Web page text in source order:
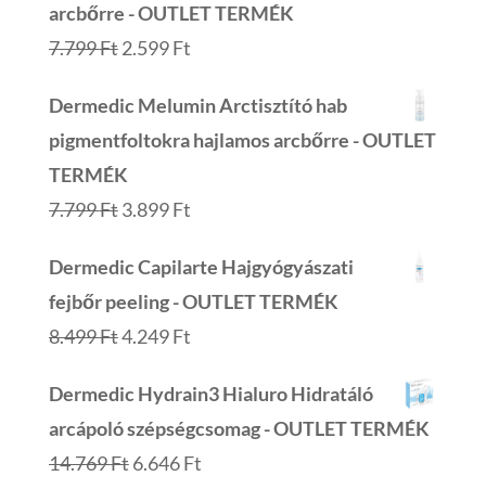
arcbőrre - OUTLET TERMÉK
7.799FtOriginal
was:
7.799 Ft.
2.599FtCurrent
is:
2.599 Ft.
Dermedic Melumin Arctisztító hab
pigmentfoltokra hajlamos arcbőrre - OUTLET
TERMÉK
7.799FtOriginal
was:
7.799 Ft.
3.899FtCurrent
is:
3.899 Ft.
Dermedic Capilarte Hajgyógyászati
fejbőr peeling - OUTLET TERMÉK
8.499FtOriginal
was:
8.499 Ft.
4.249FtCurrent
is:
4.249 Ft.
Dermedic Hydrain3 Hialuro Hidratáló
arcápoló szépségcsomag - OUTLET TERMÉK
14.769FtOriginal
6.646FtCurrent